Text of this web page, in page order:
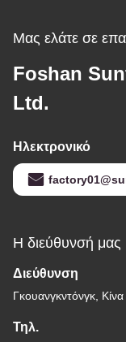
Μας ελάτε σε
Foshan
Ltd.
Ηλεκτρονικό
Η διεύθυνσή μας
Διεύθυνση
Γκουανγκντόνγκ, Κίνα
Τηλ.